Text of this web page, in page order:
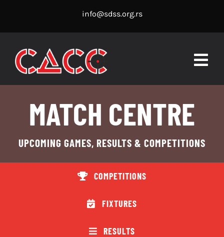
content
info@sdss.org.rs
KALENDAR TAKMIČENJA
REZULTATI
MATCH CENTRE
UPCOMING GAMES, RESULTS & COMPETITIONS
COMPETITIONS
FIXTURES
RESULTS